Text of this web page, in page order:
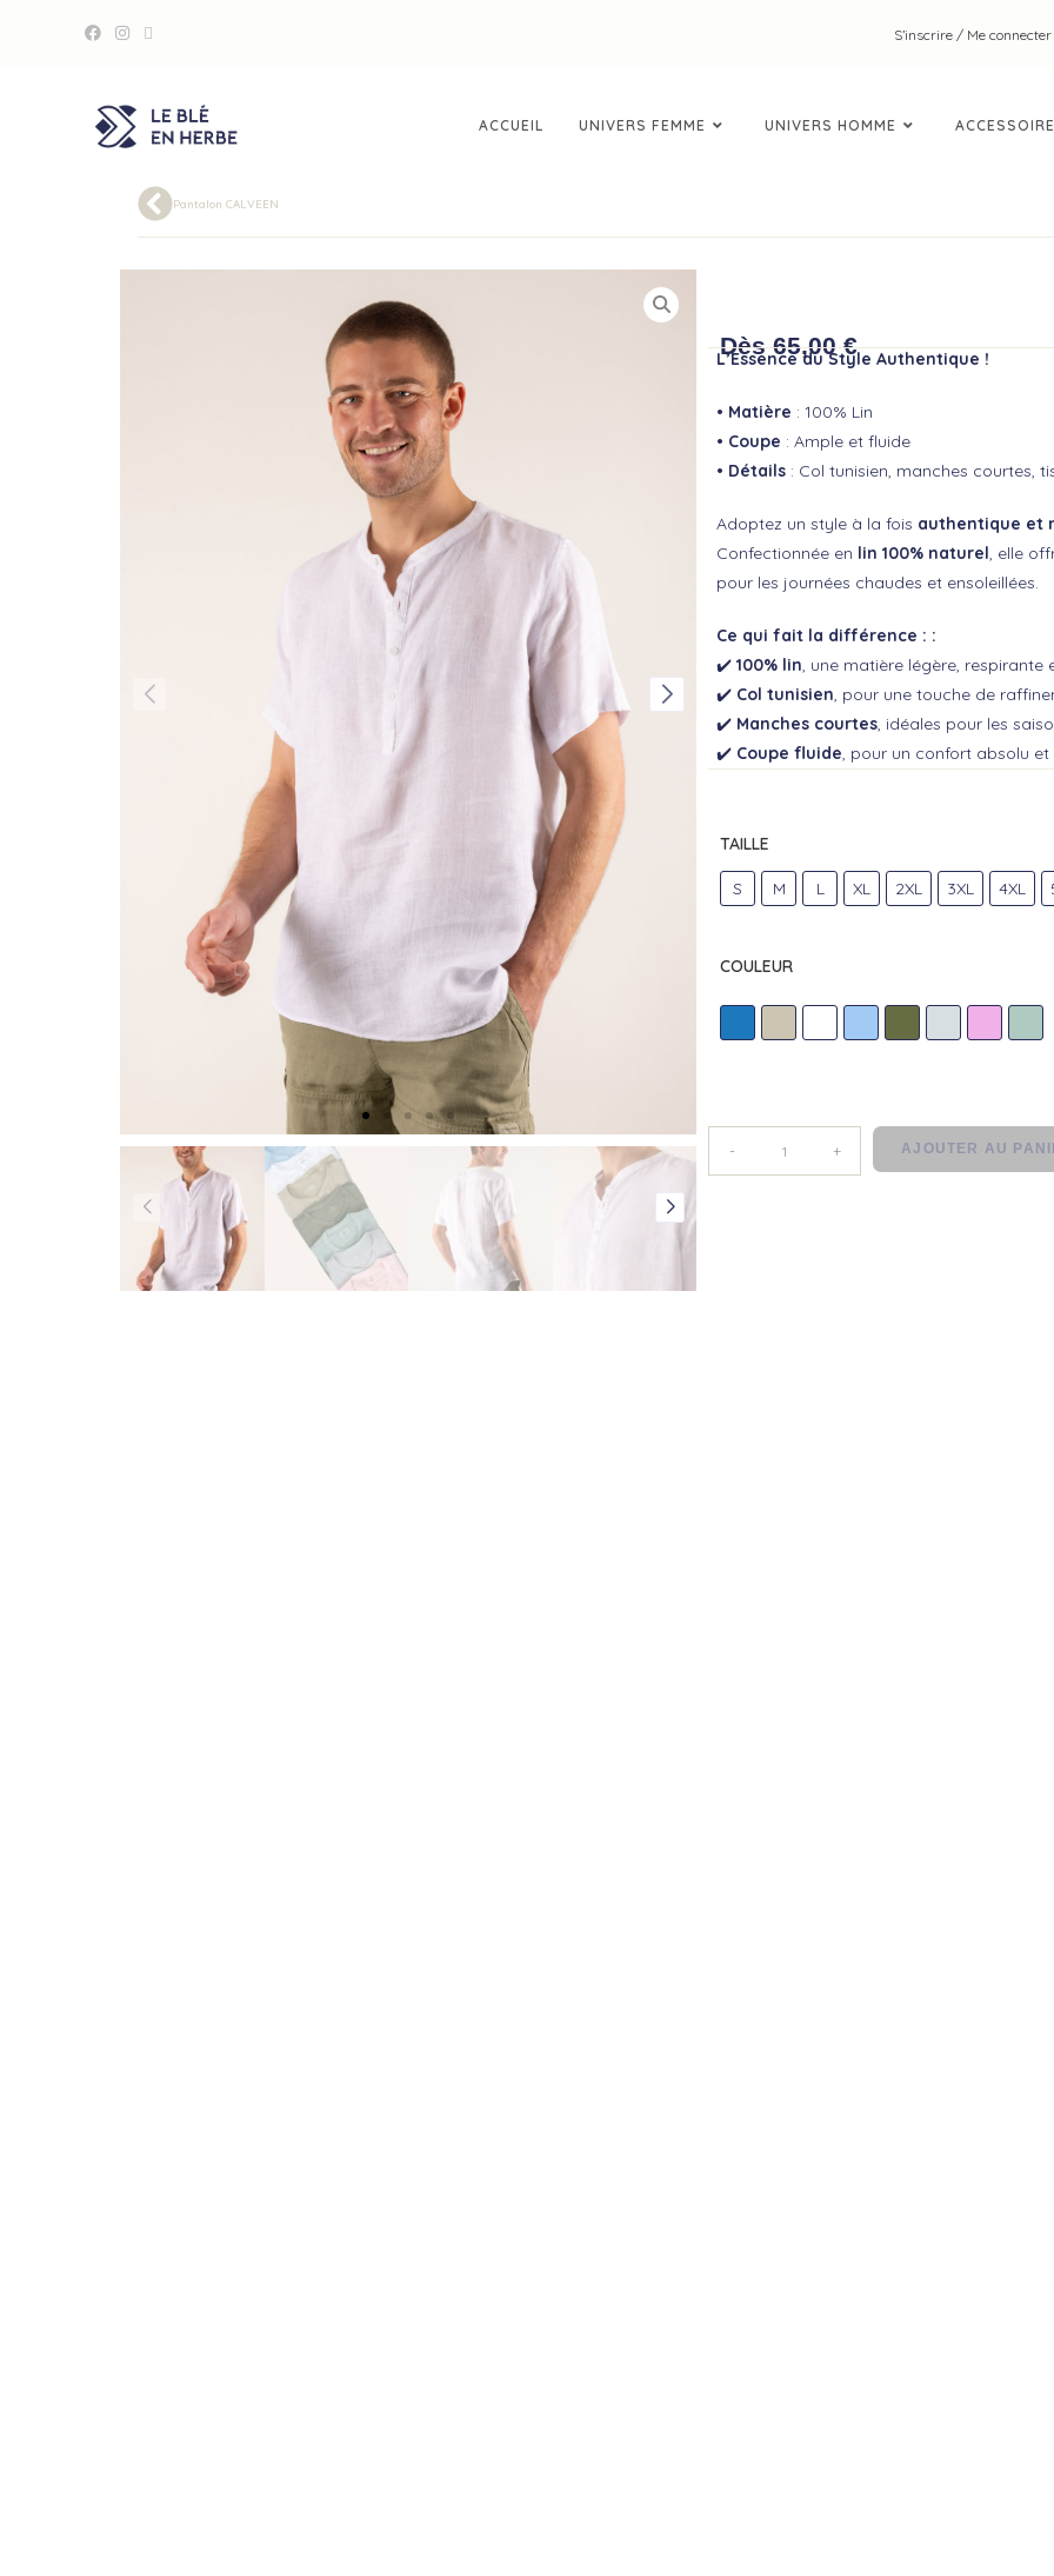
S’inscrire / Me connecter
ACCUEIL UNIVERS FEMME UNIVERS HOMME
Pantalon CALVEEN
Dès65,00€
L’Essence du Style Authentique !
• Matière : 100% Lin
• Coupe : Ample et fluide
• Détails : Col tunisien, manches courtes,
Adoptez un style à la fois authentique et
Confectionnée en lin 100% naturel, elle
pour les journées chaudes et ensoleillées.
Ce qui fait la différence : :
✔️100% lin, une matière légère, respirante
✔️ Col tunisien, pour une touche de
✔️ Manches courtes, idéales pour les
✔️ Coupe fluide, pour un confort absolu
TAILLE
S M L XL 2XL 3XL 4XL
COULEUR
AZURBEIGEBLANCCIEL MENTHEPERLEROSE
- + AJOUTER AU